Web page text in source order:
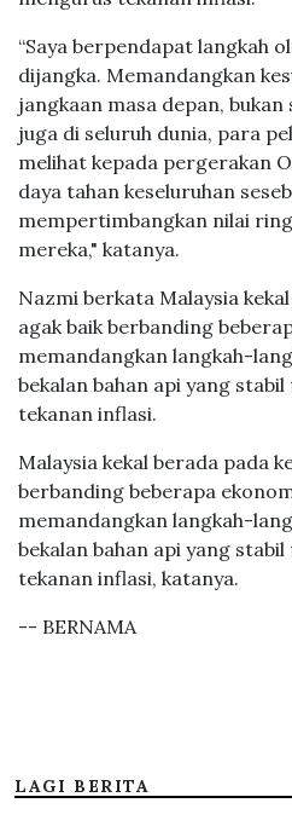
“Saya berpendapat langkah
dijangka. Memandangkan
jangkaan masa depan,
juga di seluruh dunia, para
melihat kepada pergerakan
daya tahan keseluruhan
mempertimbangkan nilai
mereka," katanya.
Nazmi berkata Malaysia
agak baik berbanding
memandangkan langkah-
bekalan bahan api yang
tekanan inflasi.
Malaysia kekal berada pada
berbanding beberapa
memandangkan langkah-
bekalan bahan api yang
tekanan inflasi, katanya.
-- BERNAMA
LAGI BERITA